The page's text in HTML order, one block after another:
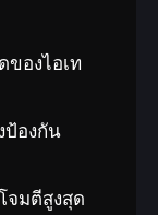
ของไอเท
ป้องกัน
จมตีสูงสุด